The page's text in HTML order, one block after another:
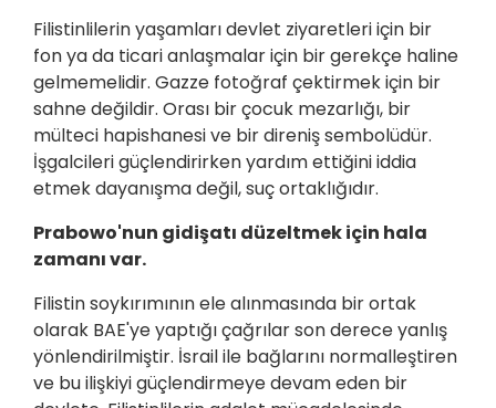
Filistinlilerin yaşamları devlet ziyaretleri için bir
fon ya da ticari anlaşmalar için bir gerekçe haline
gelmemelidir. Gazze fotoğraf çektirmek için bir
sahne değildir. Orası bir çocuk mezarlığı, bir
mülteci hapishanesi ve bir direniş sembolüdür.
İşgalcileri güçlendirirken yardım ettiğini iddia
etmek dayanışma değil, suç ortaklığıdır.
Prabowo'nun gidişatı düzeltmek için hala
zamanı var.
Filistin soykırımının ele alınmasında bir ortak
olarak BAE'ye yaptığı çağrılar son derece yanlış
yönlendirilmiştir. İsrail ile bağlarını normalleştiren
ve bu ilişkiyi güçlendirmeye devam eden bir